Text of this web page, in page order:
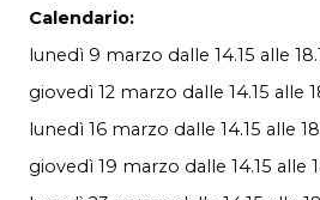
Calendario:
lunedì 9 marzo dalle 14.15 alle
giovedì 12 marzo dalle 14.15 alle
lunedì 16 marzo dalle 14.15 alle
giovedì 19 marzo dalle 14.15 alle